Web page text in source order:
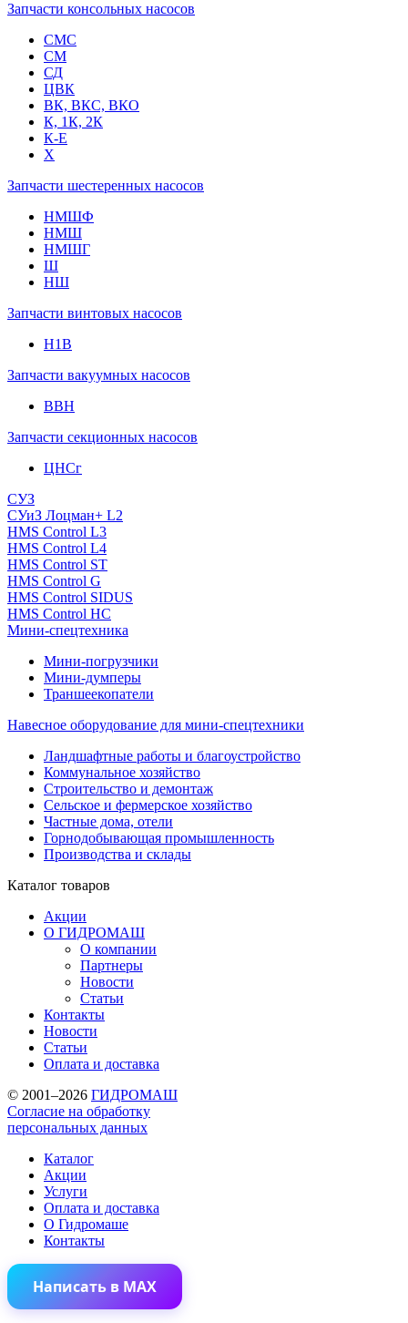
Запчасти консольных насосов
СМС
СМ
СД
ЦВК
ВК, ВКС, ВКО
К, 1К, 2К
К-Е
Х
Запчасти шестеренных насосов
НМШФ
НМШ
НМШГ
Ш
НШ
Запчасти винтовых насосов
Н1В
Запчасти вакуумных насосов
ВВН
Запчасти секционных насосов
ЦНСг
СУЗ
СУиЗ Лоцман+ L2
HMS Control L3
HMS Control L4
HMS Control ST
HMS Control G
HMS Control SIDUS
HMS Control HC
Мини-спецтехника
Мини-погрузчики
Мини-думперы
Траншеекопатели
Навесное оборудование для мини-спецтехники
Ландшафтные работы и благоустройство
Коммунальное хозяйство
Строительство и демонтаж
Сельское и фермерское хозяйство
Частные дома, отели
Горнодобывающая промышленность
Производства и склады
Каталог товаров
Акции
О ГИДРОМАШ
О компании
Партнеры
Новости
Статьи
Контакты
Новости
Статьи
Оплата и доставка
© 2001–2026 ГИДРОМАШ
Согласие на обработку
персональных данных
Каталог
Акции
Услуги
Оплата и доставка
О Гидромаше
Контакты
Написать в MAX